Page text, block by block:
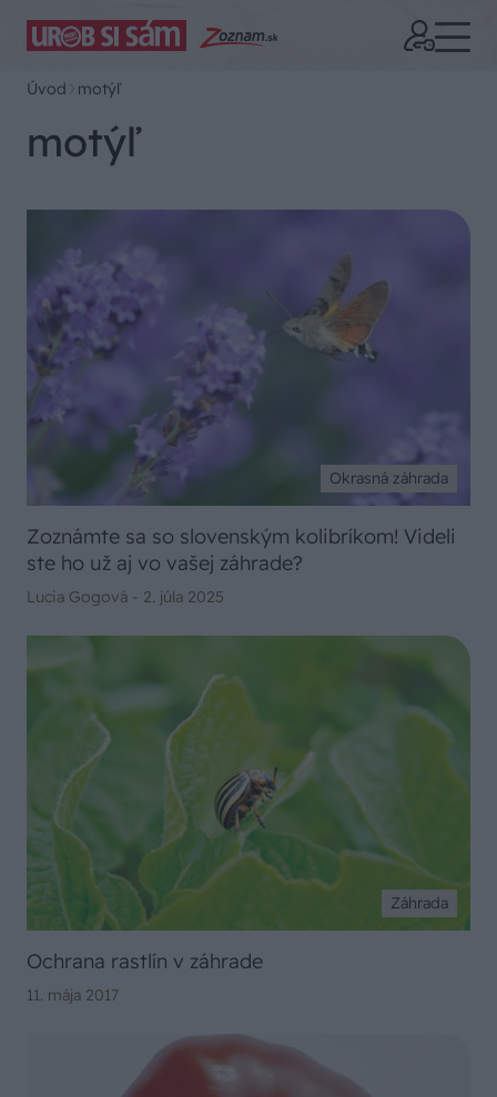
Úvod motýľ
motýľ
Okrasná záhrada
Zoznámte sa so slovenským kolibríkom! Videli
ste ho už aj vo vašej záhrade?
Lucia Gogová - 2. júla 2025
Záhrada
Ochrana rastlín v záhrade
11. mája 2017